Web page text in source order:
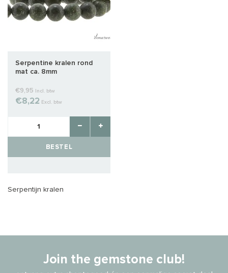
Serpentine kralen rond
mat ca. 8mm
€9,95 Incl. btw
€8,22 Excl. btw
BESTEL
Serpentijn kralen
Join the gemstone club!